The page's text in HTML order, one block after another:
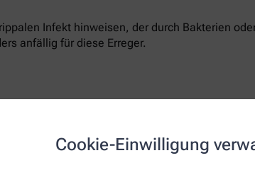
Cookie-Einwilligung
Infekt hinweisen, der durch Bakterien
anfällig für diese Erreger.
verantwortlich sein. Der Körper reagiert
Extremitäten wie den Händen gedrosselt, um
Torso mit Lunge, Leber, Herz und Nieren auch